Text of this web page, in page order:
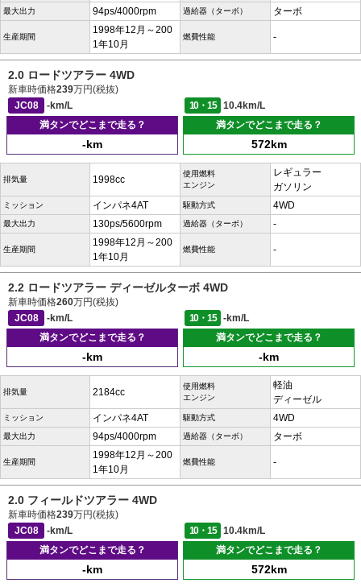
最大出力 94ps/4000rpm 過給器（ターボ） ターボ
生産期間
1998年12月～200
1年10月
燃費性能 -
2.0 ロードツアラー 4WD
新車時価格239万円(税抜)
JC08
-km/L 10・15
10.4km/L
満タンでどこまで走る？
-km
満タンでどこまで走る？
572km
排気量 1998cc
使用燃料
エンジン
レギュラー
ガソリン
ミッション インパネ4AT 駆動方式 4WD
最大出力 130ps/5600rpm 過給器（ターボ） -
生産期間
1998年12月～200
1年10月
燃費性能 -
2.2 ロードツアラー ディーゼルターボ 4WD
新車時価格260万円(税抜)
JC08
-km/L 10・15
-km/L
満タンでどこまで走る？
-km
満タンでどこまで走る？
-km
排気量 2184cc
使用燃料
エンジン
軽油
ディーゼル
ミッション インパネ4AT 駆動方式 4WD
最大出力 94ps/4000rpm 過給器（ターボ） ターボ
生産期間
1998年12月～200
1年10月
燃費性能 -
2.0 フィールドツアラー 4WD
新車時価格239万円(税抜)
JC08
-km/L 10・15
10.4km/L
満タンでどこまで走る？
-km
満タンでどこまで走る？
572km